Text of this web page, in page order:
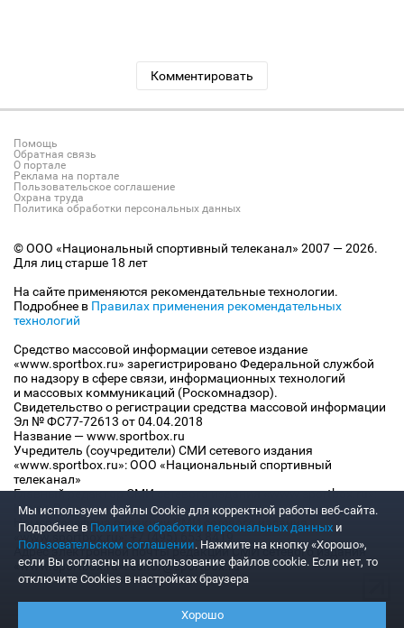
Комментировать
Помощь
Обратная связь
О портале
Реклама на портале
Пользовательское соглашение
Охрана труда
Политика обработки персональных данных
© ООО «Национальный спортивный телеканал» 2007 — 2026.
Для лиц старше 18 лет
На сайте применяются рекомендательные технологии.
Подробнее в Правилах применения рекомендательных
технологий
Средство массовой информации сетевое издание
«www.sportbox.ru» зарегистрировано Федеральной службой
по надзору в сфере связи, информационных технологий
и массовых коммуникаций (Роскомнадзор).
Свидетельство о регистрации средства массовой информации
Эл № ФС77-72613 от 04.04.2018
Название — www.sportbox.ru
Учредитель (соучредители) СМИ сетевого издания
«www.sportbox.ru»: ООО «Национальный спортивный
телеканал»
Главный редактор СМИ сетевого издания «www.sportbox.ru»:
Конов В.А.
Номер телефона редакции СМИ сетевого издания
«www.sportbox.ru»: +7 (495) 653 8419
Адрес электронной почты редакции СМИ сетевого издания
«www.sportbox.ru»: editor@sportbox.ru
Мы используем файлы Сookie для корректной работы веб-сайта.
Подробнее в Политике обработки персональных данных и
Пользовательском соглашении. Нажмите на кнопку «Хорошо»,
если Вы согласны на использование файлов cookie. Если нет, то
отключите Cookies в настройках браузера
Хорошо